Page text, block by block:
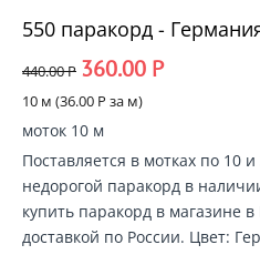
550 паракорд -
440.00Р 360.00 Р
10 м (36.00 Р за м)
моток 10 м
Поставляется в мотках по 10
недорогой паракорд в
купить паракорд в магазине в
доставкой по России. Цвет: